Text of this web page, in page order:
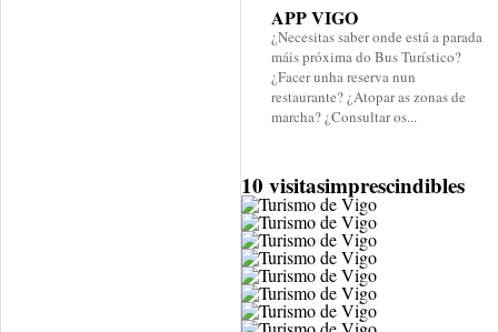
APP VIGO
¿Necesitas saber onde está a parada
máis próxima do Bus Turístico?
¿Facer unha reserva nun
restaurante? ¿Atopar as zonas de
marcha? ¿Consultar os...
10 visitasimprescindibles